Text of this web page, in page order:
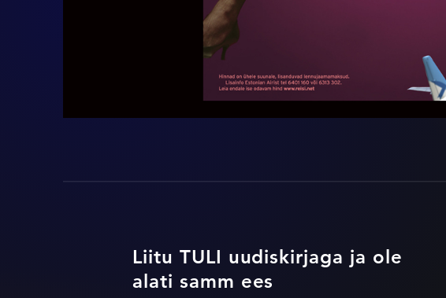
Liitu TULI uudiskirjaga ja ole
alati samm ees